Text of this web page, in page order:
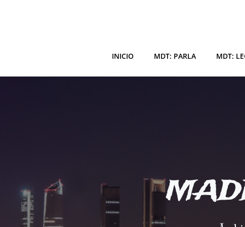
INICIO MDT: PARLA MDT: